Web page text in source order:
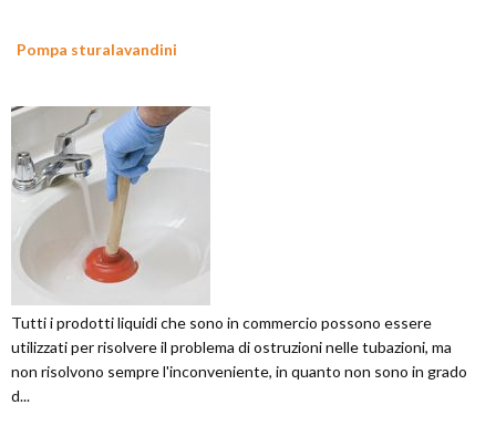
Pompa sturalavandini
Tutti i prodotti liquidi che sono in commercio possono essere
utilizzati per risolvere il problema di ostruzioni nelle tubazioni, ma
non risolvono sempre l'inconveniente, in quanto non sono in grado
d...